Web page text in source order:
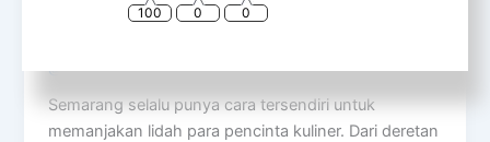
Panduan Lengkap Berburu Kuliner di The
@rinfooddiary/August 2, 2026
Semarang selalu punya cara tersendiri untuk
memanjakan lidah para pencinta kuliner. Dari deretan
100 0 0